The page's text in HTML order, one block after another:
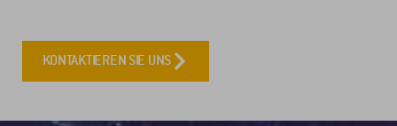
KONTAKTIEREN SIE UNS